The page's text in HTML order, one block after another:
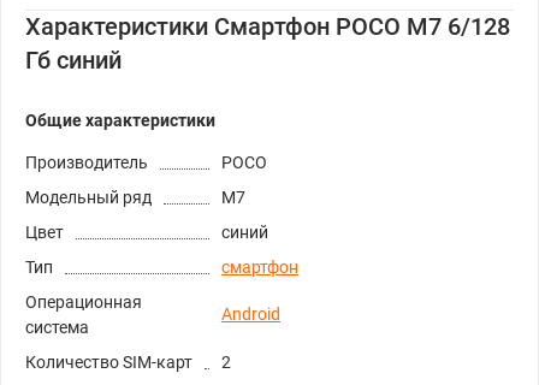
Характеристики Смартфон POCO M7 6/128
Гб синий
Общие характеристики
Производитель
POCO
Модельный ряд
M7
Цвет
синий
Тип
смартфон
Операционная
система
Android
Количество SIM-карт
2